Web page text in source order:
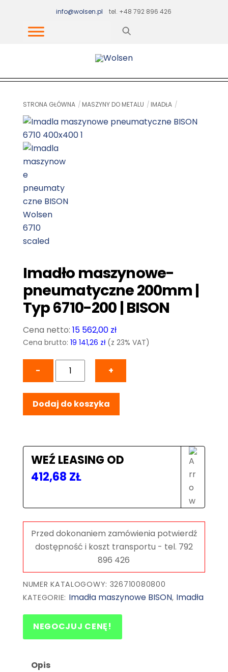
content
info@wolsen.pl tel. +48 792 896 426
STRONA GŁÓWNA MASZYNY DO METALU IMADŁA
Imadło maszynowe-
pneumatyczne 200mm |
Typ 6710-200 | BISON
15 562,00 zł
Cena brutto: 19 141,26 zł(z 23% VAT)
−
ilość
Imadło
maszynowe-
pneumatyczne
200mm
Typ
6710-
200
|
+
Dodaj do koszyka
WEŹ LEASING OD
412,68 ZŁ
NUMER KATALOGOWY: 326710080800
KATEGORIE: Imadła maszynowe BISON, Imadła
NEGOCJUJ CENĘ!
Opis